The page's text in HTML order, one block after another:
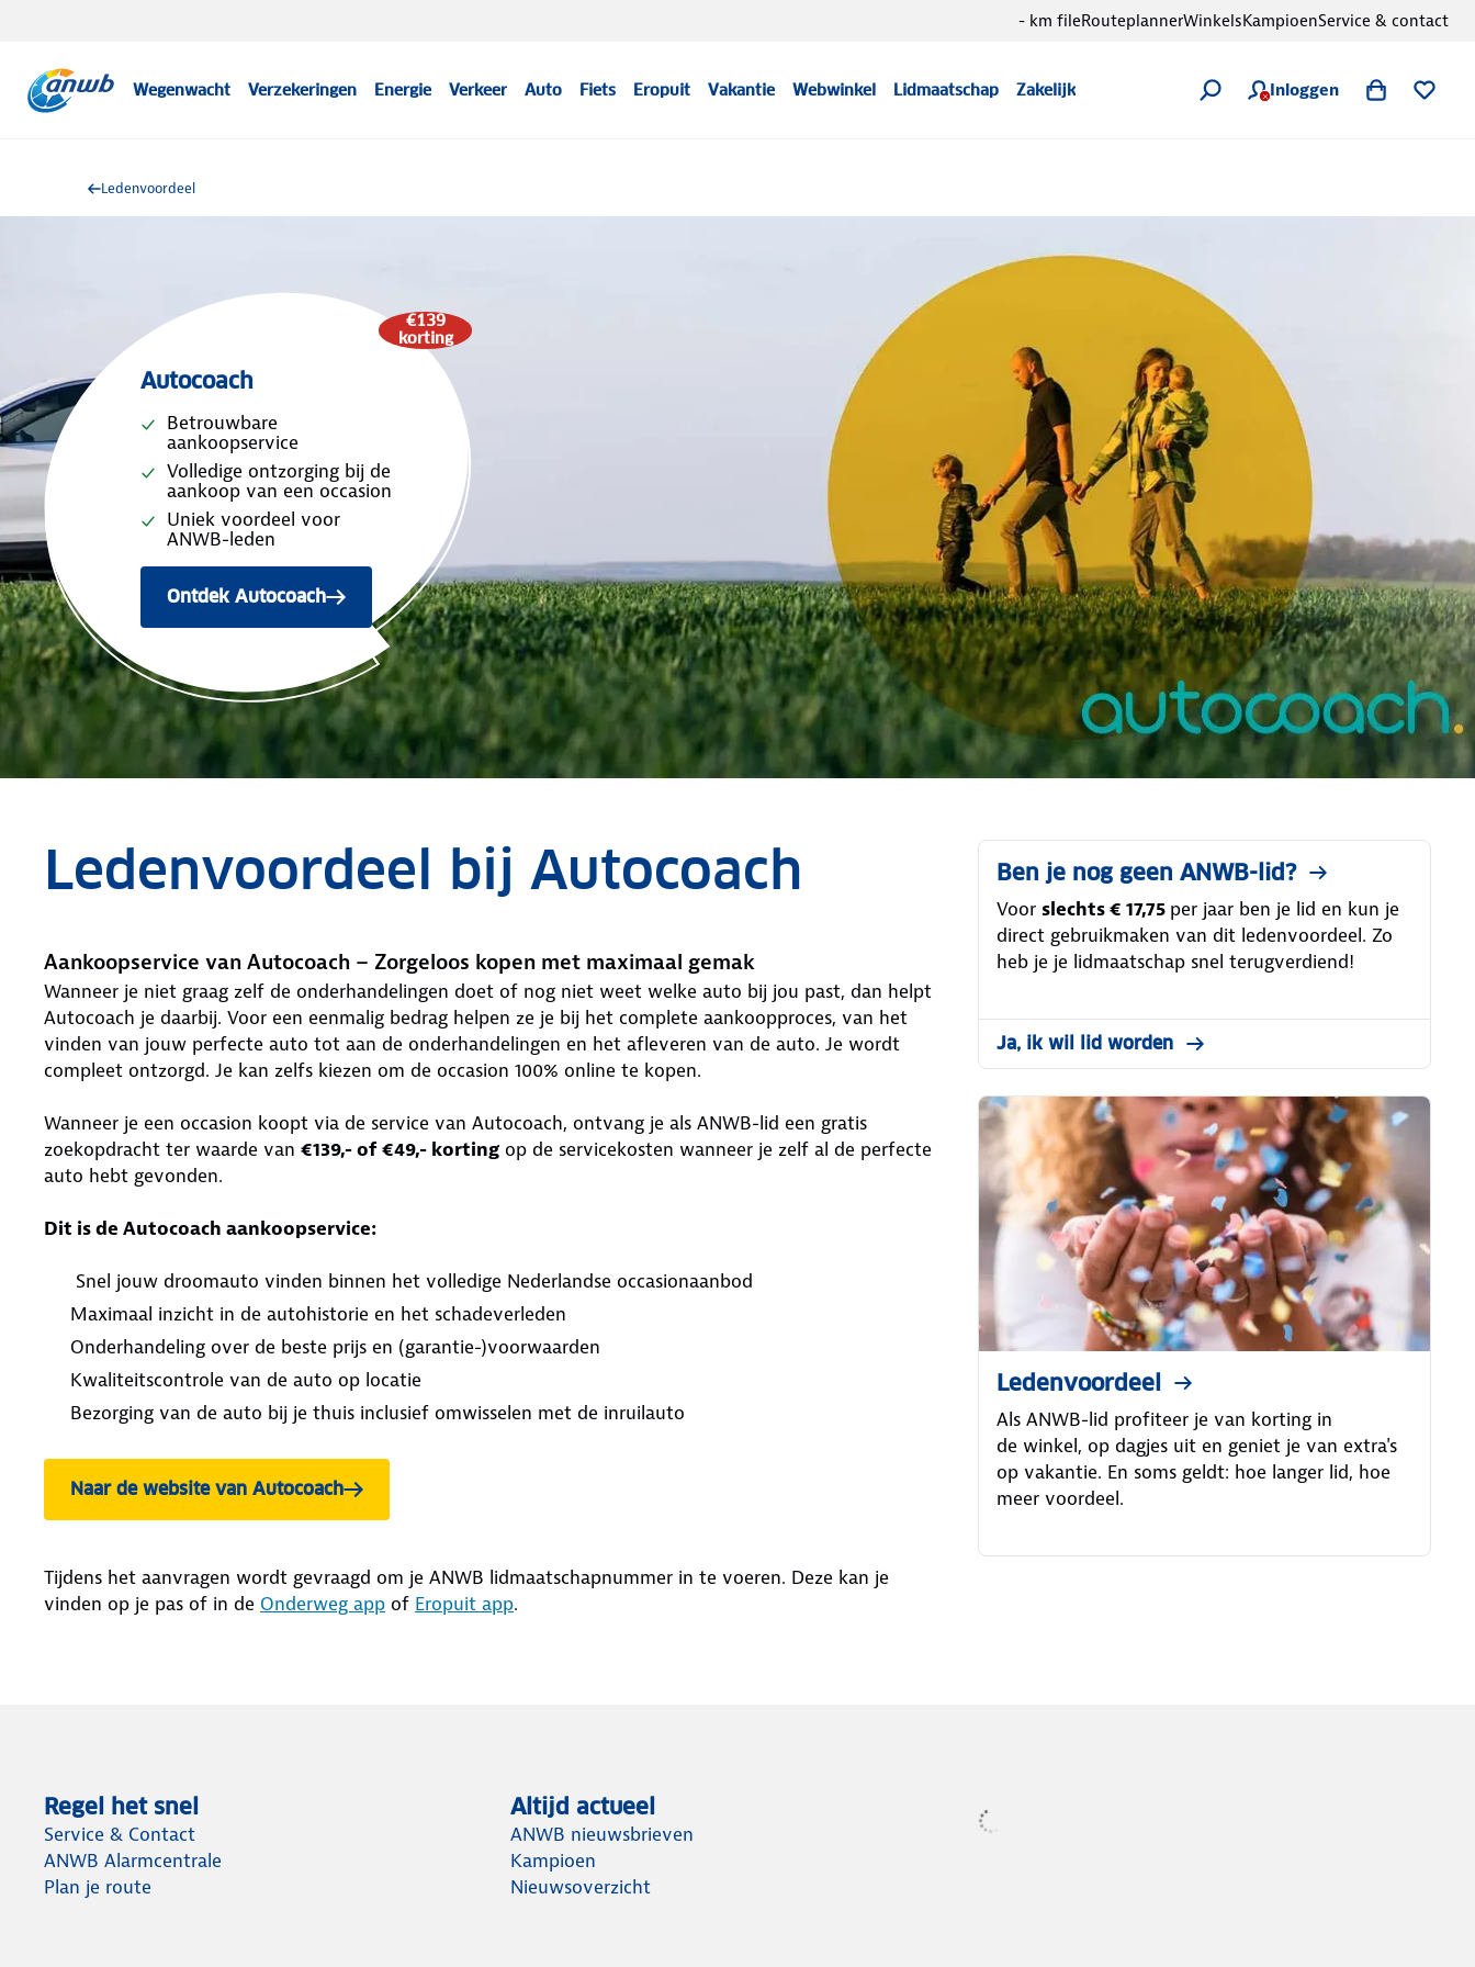
Wegenwacht Verzekeringen Energie Verkeer Auto Fiets Eropuit Vakantie Webwinkel Lidmaatschap Zakelijk Inloggen
- km fileRouteplannerWinkelsKampioenService & contact
Ledenvoordeel
€139
korting
Autocoach
Betrouwbare
aankoopservice
Volledige ontzorging bij de
aankoop van een occasion
Uniek voordeel voor
ANWB-leden
Ontdek Autocoach
Ledenvoordeel bij Autocoach
Aankoopservice van Autocoach – Zorgeloos kopen met maximaal gemak
Wanneer je niet graag zelf de onderhandelingen doet of nog niet weet welke auto bij jou past, dan helpt
Autocoach je daarbij. Voor een eenmalig bedrag helpen ze je bij het complete aankoopproces, van het
vinden van jouw perfecte auto tot aan de onderhandelingen en het afleveren van de auto. Je wordt
compleet ontzorgd. Je kan zelfs kiezen om de occasion 100% online te kopen.
Wanneer je een occasion koopt via de service van Autocoach, ontvang je als ANWB-lid een gratis
zoekopdracht ter waarde van €139,- of €49,- korting op de servicekosten wanneer je zelf al de perfecte
auto hebt gevonden.
Dit is de Autocoach aankoopservice:
Snel jouw droomauto vinden binnen het volledige Nederlandse occasionaanbod
Maximaal inzicht in de autohistorie en het schadeverleden
Onderhandeling over de beste prijs en (garantie-)voorwaarden
Kwaliteitscontrole van de auto op locatie
Bezorging van de auto bij je thuis inclusief omwisselen met de inruilauto
Naar de website van Autocoach
Tijdens het aanvragen wordt gevraagd om je ANWB lidmaatschapnummer in te voeren. Deze kan je
vinden op je pas of in de Onderweg app of Eropuit app.
Ben je nog geen ANWB-lid?
Voor slechts € 17,75 per jaar ben je lid en kun je
direct gebruikmaken van dit ledenvoordeel. Zo
heb je je lidmaatschap snel terugverdiend!
Ja, ik wil lid worden
Ledenvoordeel
Als ANWB-lid profiteer je van korting in
de winkel, op dagjes uit en geniet je van extra's
op vakantie. En soms geldt: hoe langer lid, hoe
meer voordeel.
Regel het snel
Service & Contact
ANWB Alarmcentrale
Plan je route
Altijd actueel
ANWB nieuwsbrieven
Kampioen
Nieuwsoverzicht